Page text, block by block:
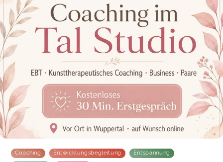
Coaching Entwicklungsbegleitung Entspannung